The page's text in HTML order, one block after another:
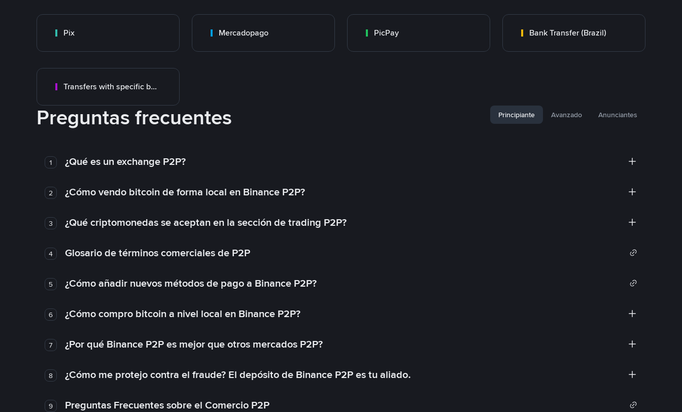
Pix Mercadopago PicPay Bank Transfer (Brazil)
Transfers with specific bank
Preguntas frecuentes Principiante Avanzado Anunciantes
1 ¿Qué es un exchange P2P?
2 ¿Cómo vendo bitcoin de forma local en Binance P2P?
3 ¿Qué criptomonedas se aceptan en la sección de trading P2P?
4 Glosario de términos comerciales de P2P
5 ¿Cómo añadir nuevos métodos de pago a Binance P2P?
6 ¿Cómo compro bitcoin a nivel local en Binance P2P?
7 ¿Por qué Binance P2P es mejor que otros mercados P2P?
8 ¿Cómo me protejo contra el fraude? El depósito de Binance P2P es tu aliado.
9 Preguntas Frecuentes sobre el Comercio P2P